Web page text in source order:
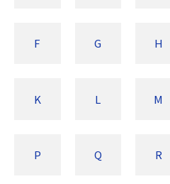
F G H
K L M
P Q R